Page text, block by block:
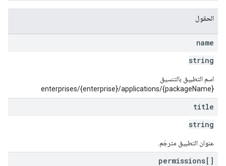
الحقول
name
string
اسم التطبيق بالتنسيق
enterprises/{enterprise}/applications/{packageName}
title
string
عنوان التطبيق مترجَم.
permissions[]